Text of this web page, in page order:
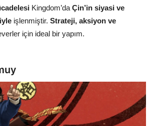
Kingdom’da Çin’in siyasi ve
işlenmiştir. Strateji, aksiyon ve
için ideal bir yapım.